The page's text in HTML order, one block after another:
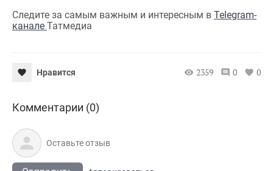
Следите за самым важным и интересным в Telegram-
канале Татмедиа
Нравится 2359 0 0
Комментарии (0)